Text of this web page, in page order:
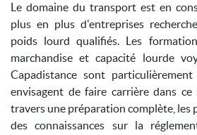
Le domaine du transport est en
plus en plus d'entreprises
poids lourd qualifiés. Les
marchandise et capacité lourde
Capadistance sont
envisagent de faire carrière dans ce
travers une préparation complète, les
des connaissances sur la